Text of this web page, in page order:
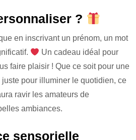
?
en inscrivant un prénom, un mot
Un cadeau idéal pour
faire plaisir ! Que ce soit pour une
pour illuminer le quotidien, ce
ravir les amateurs de
ambiances.
sensorielle